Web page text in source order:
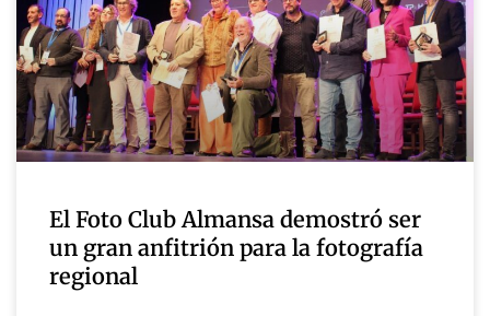
El Foto Club Almansa demostró ser
un gran anfitrión para la fotografía
regional